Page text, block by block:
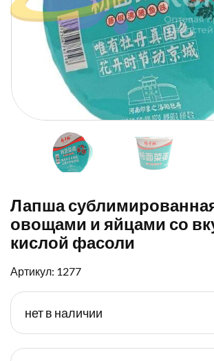
Лапша
овощами и яйцами со
кислой фасоли
Артикул: 1277
нет в наличии